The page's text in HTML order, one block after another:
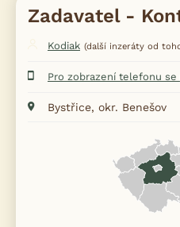
Zadavatel -
Kodiak (další inzeráty od
Pro zobrazení telefonu se
Bystřice, okr. Benešov